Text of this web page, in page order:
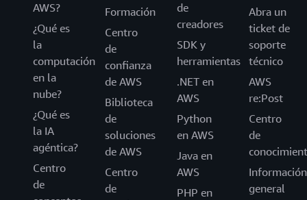
AWS?
¿Qué es
la
computación
en la
nube?
¿Qué es
la IA
agéntica?
Centro
de
Formación
Centro
de
confianza
de AWS
Biblioteca
de
soluciones
de AWS
Centro
de
de
creadores
SDK y
herramientas
.NET en
AWS
Python
en AWS
Java en
AWS
PHP en
Abra un
ticket de
soporte
técnico
AWS
re:Post
Centro
de
Información
general